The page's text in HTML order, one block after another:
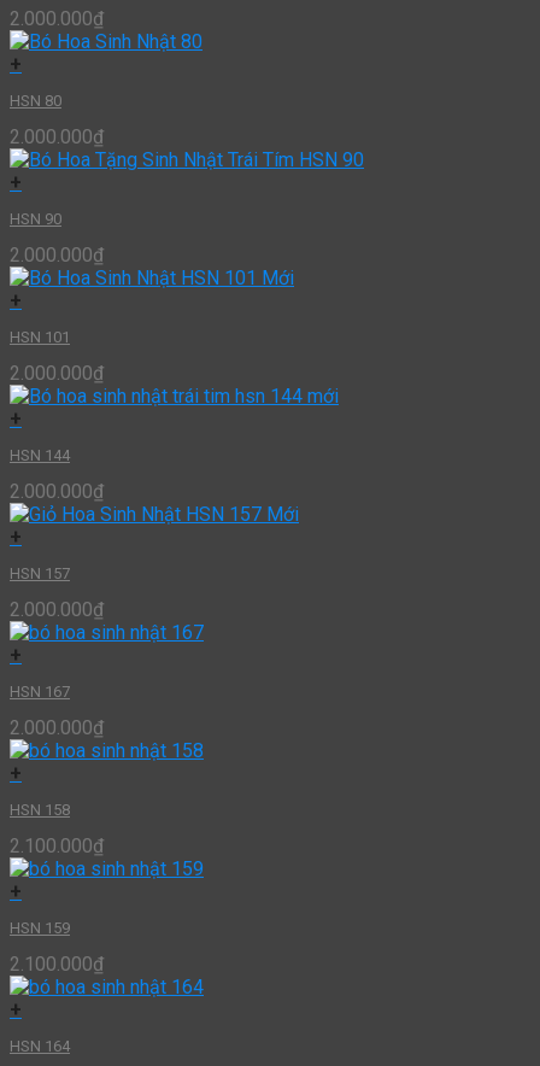
2.000.000₫
+
HSN 80
2.000.000₫
+
HSN 90
2.000.000₫
+
HSN 101
2.000.000₫
+
HSN 144
2.000.000₫
+
HSN 157
2.000.000₫
+
HSN 167
2.000.000₫
+
HSN 158
2.100.000₫
+
HSN 159
2.100.000₫
+
HSN 164